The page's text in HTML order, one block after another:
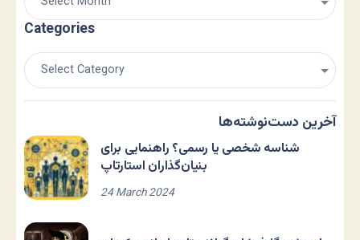
Categories
آخرین دست‌نوشته‌ها
شناسه شخصی یا رسمی؟ راهنمایی برای
بنیان‌گذاران استارتاپ
24 March 2024